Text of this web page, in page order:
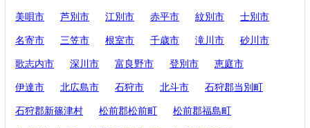
美唄市 芦別市 江別市 赤平市 紋別市 士別市
名寄市 三笠市 根室市 千歳市 滝川市 砂川市
歌志内市 深川市 富良野市 登別市 恵庭市
伊達市 北広島市 石狩市 北斗市 石狩郡当別町
石狩郡新篠津村 松前郡松前町 松前郡福島町